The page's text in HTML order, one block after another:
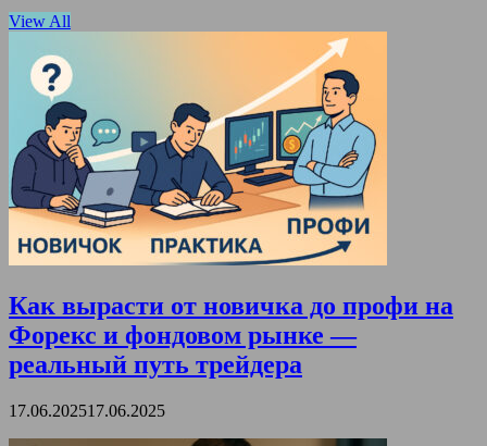
View All
Как вырасти от новичка до профи на
Форекс и фондовом рынке —
реальный путь трейдера
17.06.202517.06.2025